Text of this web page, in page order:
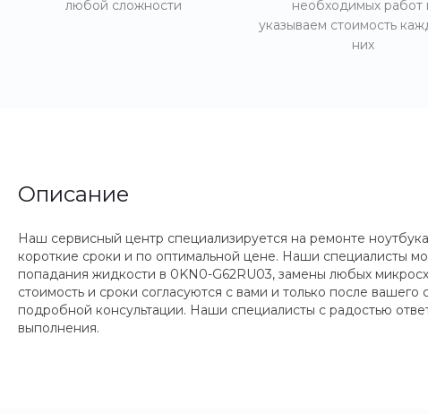
любой сложности
необходимых работ
указываем стоимость
них
Описание
Наш сервисный центр специализируется на ремонте
короткие сроки и по оптимальной цене. Наши специалисты
попадания жидкости в 0KN0-G62RU03, замены любых
стоимость и сроки согласуются с вами и только после
подробной консультации. Наши специалисты с радостью
выполнения.